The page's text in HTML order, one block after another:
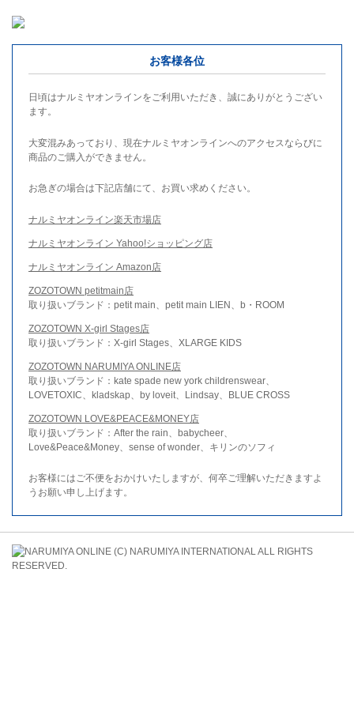
お客様各位
日頃はナルミヤオンラインをご利用いただき、誠にありがとうござい
ます。
大変混みあっており、現在ナルミヤオンラインへのアクセスならびに
商品のご購入ができません。
お急ぎの場合は下記店舗にて、お買い求めください。
ナルミヤオンライン楽天市場店
ナルミヤオンライン Yahoo!ショッピング店
ナルミヤオンライン Amazon店
ZOZOTOWN petitmain店
取り扱いブランド：petit main、petit main LIEN、b・ROOM
ZOZOTOWN X-girl Stages店
取り扱いブランド：X-girl Stages、XLARGE KIDS
ZOZOTOWN NARUMIYA ONLINE店
取り扱いブランド：kate spade new york childrenswear、
LOVETOXIC、kladskap、by loveit、Lindsay、BLUE CROSS
ZOZOTOWN LOVE&PEACE&MONEY店
取り扱いブランド：After the rain、babycheer、
Love&Peace&Money、sense of wonder、キリンのソフィ
お客様にはご不便をおかけいたしますが、何卒ご理解いただきますよ
うお願い申し上げます。